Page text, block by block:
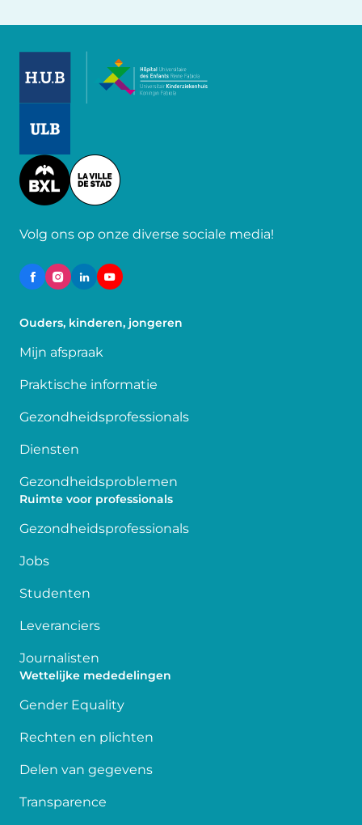
Image
Volg ons op onze diverse sociale media!
Ouders, kinderen, jongeren
Mijn afspraak
Praktische informatie
Gezondheidsprofessionals
Diensten
Gezondheidsproblemen
Ruimte voor professionals
Gezondheidsprofessionals
Jobs
Studenten
Leveranciers
Journalisten
Wettelijke mededelingen
Gender Equality
Rechten en plichten
Delen van gegevens
Transparence